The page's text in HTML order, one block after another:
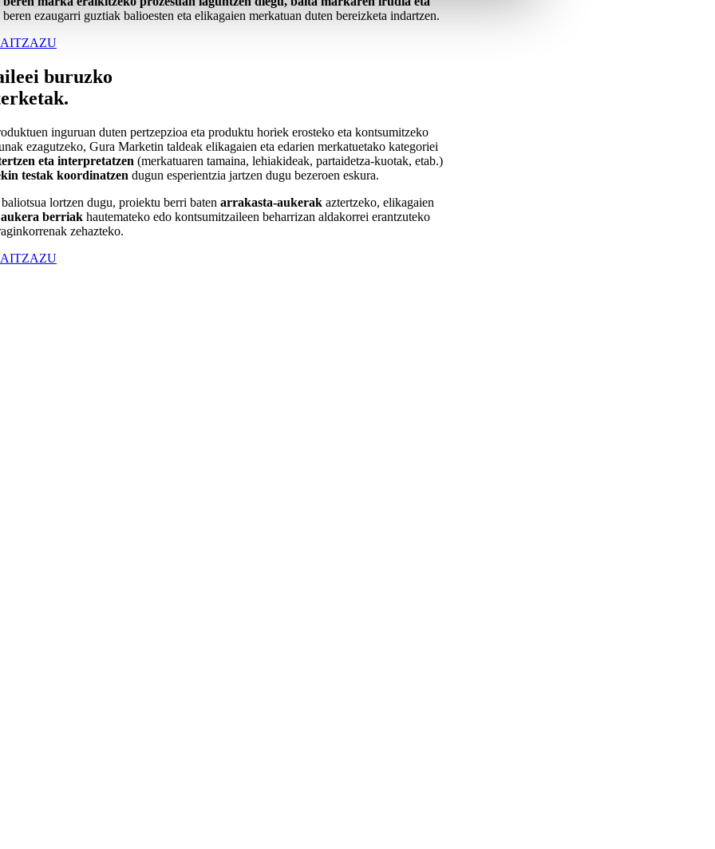
beren ezaugarri guztiak balioesten eta elikagaien merkatuan duten bereizketa indartzen.
buruzko
.
inguruan duten pertzepzioa eta produktu horiek erosteko eta kontsumitzeko
ezagutzeko, Gura Marketin taldeak elikagaien eta edarien merkatuetako kategoriei
eta interpretatzen (merkatuaren tamaina, lehiakideak, partaidetza-kuotak, etab.)
testak koordinatzen dugun esperientzia jartzen dugu bezeroen eskura.
lortzen dugu, proiektu berri baten arrakasta-aukerak aztertzeko, elikagaien
berriak hautemateko edo kontsumitzaileen beharrizan aldakorrei erantzuteko
zehazteko.